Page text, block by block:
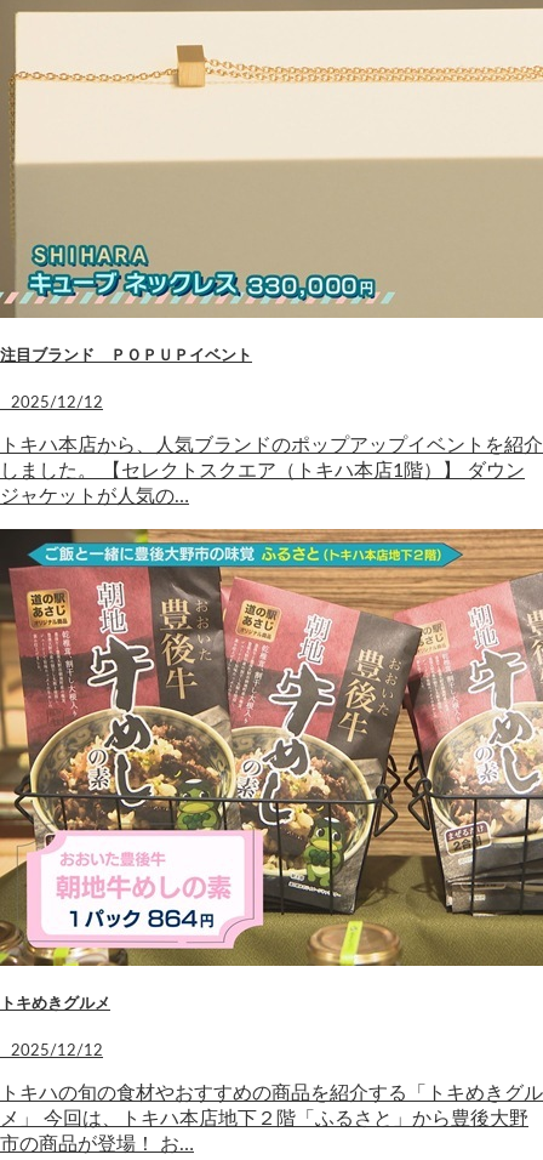
注目ブランド ＰＯＰＵＰイベント
2025/12/12
トキハ本店から、人気ブランドのポップアップイベントを紹介
しました。 【セレクトスクエア（トキハ本店1階）】 ダウン
ジャケットが人気の…
トキめきグルメ
2025/12/12
トキハの旬の食材やおすすめの商品を紹介する「トキめきグル
メ」 今回は、トキハ本店地下２階「ふるさと」から豊後大野
市の商品が登場！ お…